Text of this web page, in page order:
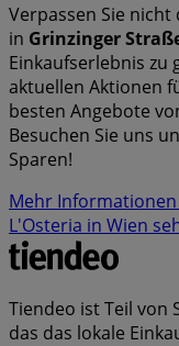
Verpassen Sie
in Grinzinger
Einkaufserlebnis zu
aktuellen Aktionen
besten Angebote
Besuchen Sie uns
Sparen!
Mehr
L'Osteria in Wien
Tiendeo ist Teil von
das das lokale